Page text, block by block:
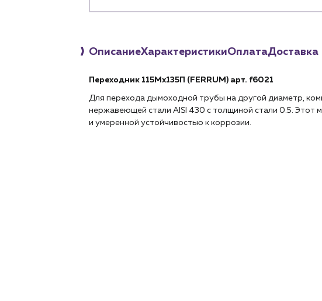
ОписаниеХарактеристикиОплатаДоставка
Переходник 115Мх135П (FERRUM) арт. f6021
Для перехода дымоходной трубы на другой диаметр,
нержавеющей стали AISI 430 с толщиной стали 0.5. Этот
и умеренной устойчивостью к коррозии.